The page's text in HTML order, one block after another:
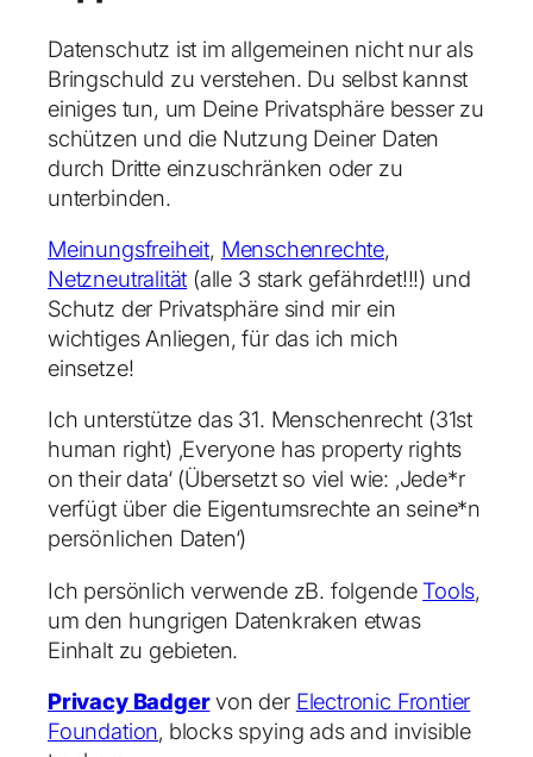
Datenschutz ist im allgemeinen nicht nur als
Bringschuld zu verstehen. Du selbst kannst
einiges tun, um Deine Privatsphäre besser zu
schützen und die Nutzung Deiner Daten
durch Dritte einzuschränken oder zu
unterbinden.
Meinungsfreiheit, Menschenrechte,
Netzneutralität (alle 3 stark gefährdet!!!) und
Schutz der Privatsphäre sind mir ein
wichtiges Anliegen, für das ich mich
einsetze!
Ich unterstütze das 31. Menschenrecht (31st
human right) ‚Everyone has property rights
on their data‘ (Übersetzt so viel wie: ‚Jede*r
verfügt über die Eigentumsrechte an seine*n
persönlichen Daten‘)
Ich persönlich verwende zB. folgendeTools,
um den hungrigen Datenkraken etwas
Einhalt zu gebieten.
Privacy Badgervon der Electronic Frontier
Foundation‚ blocks spying ads and invisible